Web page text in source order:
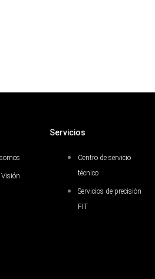
Servicios
Centro de servicio
técnico
Servicios de precisión
FIT